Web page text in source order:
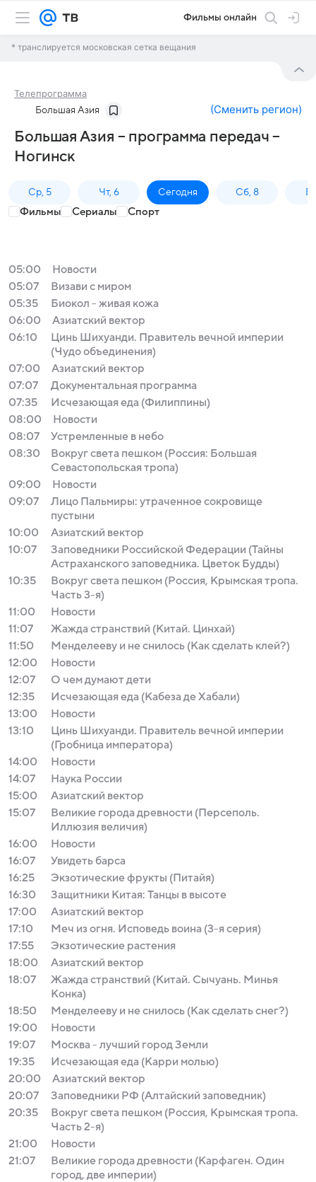
Фильмы онлайн
* транслируется московская сетка вещания
Телепрограмма
Большая Азия (Сменить регион)
Большая Азия – программа передач –
Ногинск
Ср, 5 Чт, 6 Сегодня Сб, 8
Фильмы Сериалы Спорт
05:00
Новости
05:07
Визави с миром
05:35
Биокол - живая кожа
06:00
Азиатский вектор
06:10
Цинь Шихуанди. Правитель вечной империи
(Чудо объединения)
07:00
Азиатский вектор
07:07
Документальная программа
07:35
Исчезающая еда (Филиппины)
08:00
Новости
08:07
Устремленные в небо
08:30
Вокруг света пешком (Россия: Большая
Севастопольская тропа)
09:00
Новости
09:07
Лицо Пальмиры: утраченное сокровище
пустыни
10:00
Азиатский вектор
10:07
Заповедники Российской Федерации (Тайны
Астраханского заповедника. Цветок Будды)
10:35
Вокруг света пешком (Россия, Крымская тропа.
Часть 3-я)
11:00
Новости
11:07
Жажда странствий (Китай. Цинхай)
11:50
Менделееву и не снилось (Как сделать клей?)
12:00
Новости
12:07
О чем думают дети
12:35
Исчезающая еда (Кабеза де Хабали)
13:00
Новости
13:10
Цинь Шихуанди. Правитель вечной империи
(Гробница императора)
14:00
Новости
14:07
Наука России
15:00
Азиатский вектор
15:07
Великие города древности (Персеполь.
Иллюзия величия)
16:00
Новости
16:07
Увидеть барса
16:25
Экзотические фрукты (Питайя)
16:30
Защитники Китая: Танцы в высоте
17:00
Азиатский вектор
17:10
Меч из огня. Исповедь воина (3-я серия)
17:55
Экзотические растения
18:00
Азиатский вектор
18:07
Жажда странствий (Китай. Сычуань. Минья
Конка)
18:50
Менделееву и не снилось (Как сделать снег?)
19:00
Новости
19:07
Москва - лучший город Земли
19:35
Исчезающая еда (Карри молью)
20:00
Азиатский вектор
20:07
Заповедники РФ (Алтайский заповедник)
20:35
Вокруг света пешком (Россия, Крымская тропа.
Часть 2-я)
21:00
Новости
21:07
Великие города древности (Карфаген. Один
город, две империи)